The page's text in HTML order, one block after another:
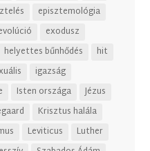
episztemológia
exodusz
helyettes bűnhődés
hit
igazság
Isten országa
Jézus
Krisztus halála
Leviticus
Luther